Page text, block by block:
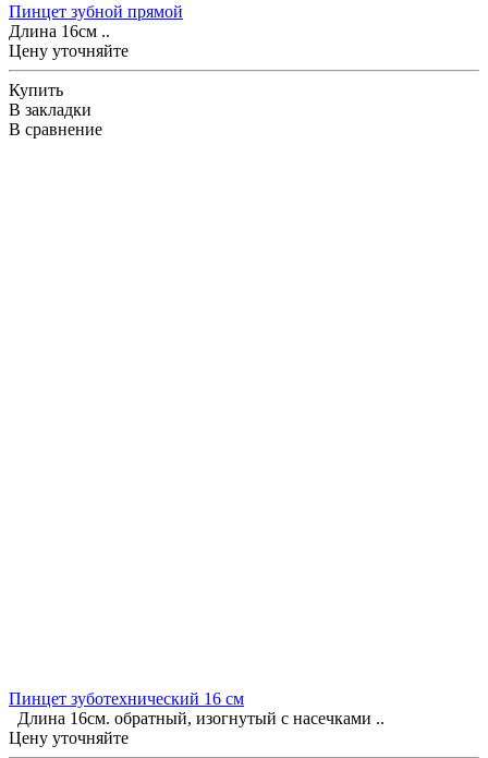
Пинцет зубной прямой
Длина 16см ..
Цену уточняйте
Купить
В закладки
В сравнение
Пинцет зуботехнический 16 см
Длина 16см. обратный, изогнутый с насечками ..
Цену уточняйте